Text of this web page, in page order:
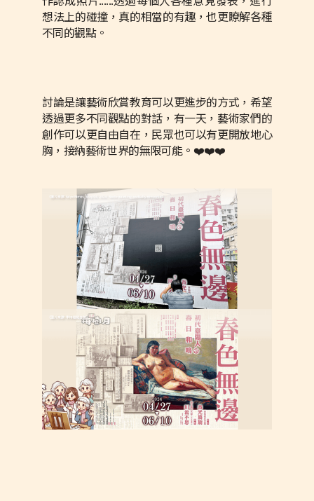
想法上的碰撞，真的相當的有趣，也更瞭解各種
不同的觀點。
討論是讓藝術欣賞教育可以更進步的方式，希望
透過更多不同觀點的對話，有一天，藝術家們的
創作可以更自由自在，民眾也可以有更開放地心
胸，接納藝術世界的無限可能。❤️❤️❤️